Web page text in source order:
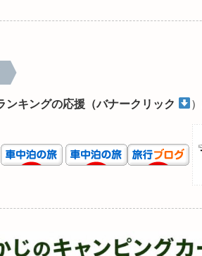
ンキングの応援（バナークリック ）